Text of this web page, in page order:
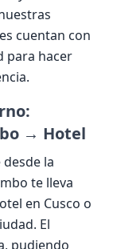
cuentan con
para hacer
→ Hotel
la
te lleva
en Cusco o
El
pudiendo